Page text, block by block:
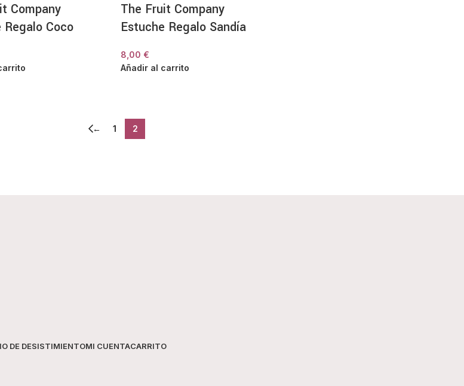
Company
Regalo Coco
The Fruit Company
Estuche Regalo Sandía
8,00 €
Añadir al carrito
← 1 2
DE DESISTIMIENTOMI CUENTACARRITO